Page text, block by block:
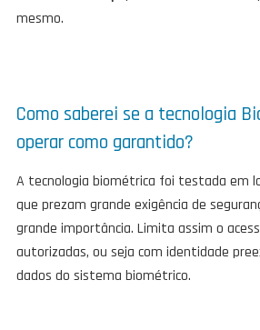
mesmo.
Como saberei se a tecnologia
operar como garantido?
A tecnologia biométrica foi testada em
que prezam grande exigência de
grande importância. Limita assim o
autorizadas, ou seja com identidade
dados do sistema biométrico.